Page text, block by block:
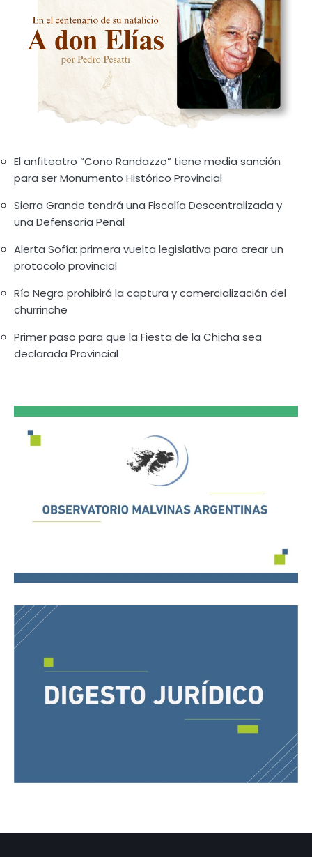
El anfiteatro “Cono Randazzo” tiene media sanción
para ser Monumento Histórico Provincial
Sierra Grande tendrá una Fiscalía Descentralizada y
una Defensoría Penal
Alerta Sofía: primera vuelta legislativa para crear un
protocolo provincial
Río Negro prohibirá la captura y comercialización del
churrinche
Primer paso para que la Fiesta de la Chicha sea
declarada Provincial